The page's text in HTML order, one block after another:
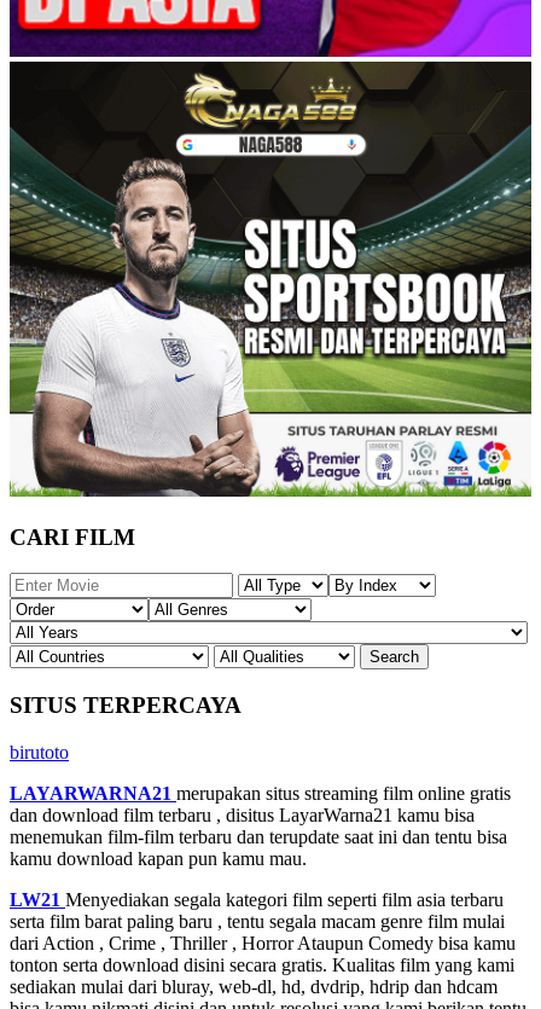
CARI FILM
SITUS TERPERCAYA
birutoto
LAYARWARNA21 merupakan situs streaming film online gratis
dan download film terbaru , disitus LayarWarna21 kamu bisa
menemukan film-film terbaru dan terupdate saat ini dan tentu bisa
kamu download kapan pun kamu mau.
LW21 Menyediakan segala kategori film seperti film asia terbaru
serta film barat paling baru , tentu segala macam genre film mulai
dari Action , Crime , Thriller , Horror Ataupun Comedy bisa kamu
tonton serta download disini secara gratis. Kualitas film yang kami
sediakan mulai dari bluray, web-dl, hd, dvdrip, hdrip dan hdcam